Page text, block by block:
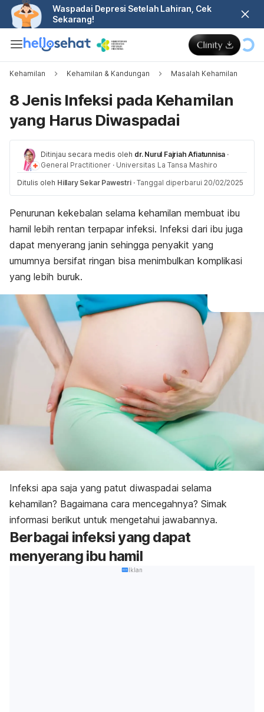
Waspadai Depresi Setelah Lahiran, Cek
Sekarang!
Kehamilan Kehamilan & Kandungan Masalah Kehamilan
8 Jenis Infeksi pada Kehamilan
yang Harus Diwaspadai
Ditinjau secara medis oleh dr. Nurul Fajriah Afiatunnisa ·
General Practitioner · Universitas La Tansa Mashiro
Ditulis oleh Hillary Sekar Pawestri · Tanggal diperbarui 20/02/2025
Penurunan kekebalan selama kehamilan membuat ibu
hamil lebih rentan terpapar infeksi. Infeksi dari ibu juga
dapat menyerang janin sehingga penyakit yang
umumnya bersifat ringan bisa menimbulkan komplikasi
yang lebih buruk.
Infeksi apa saja yang patut diwaspadai selama
kehamilan? Bagaimana cara mencegahnya? Simak
informasi berikut untuk mengetahui jawabannya.
Berbagai infeksi yang dapat
menyerang ibu hamil
Iklan